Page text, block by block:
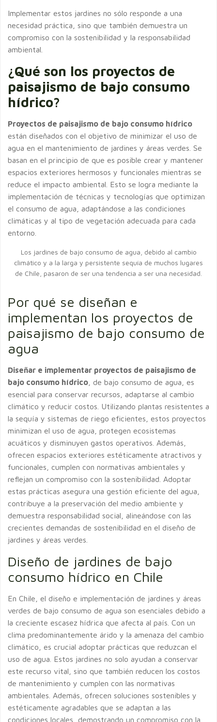
Implementar estos jardines no sólo responde a una
necesidad práctica, sino que también demuestra un
compromiso con la sostenibilidad y la responsabilidad
ambiental.
¿Qué son los proyectos de
paisajismo de bajo consumo
hídrico?
Proyectos de paisajismo de bajo consumo hídrico
están diseñados con el objetivo de minimizar el uso de
agua en el mantenimiento de jardines y áreas verdes. Se
basan en el principio de que es posible crear y mantener
espacios exteriores hermosos y funcionales mientras se
reduce el impacto ambiental. Esto se logra mediante la
implementación de técnicas y tecnologías que optimizan
el consumo de agua, adaptándose a las condiciones
climáticas y al tipo de vegetación adecuada para cada
entorno.
Los jardines de bajo consumo de agua, debido al cambio
climático y a la larga y persistente sequía de muchos lugares
de Chile, pasaron de ser una tendencia a ser una necesidad.
Por qué se diseñan e
implementan los proyectos de
paisajismo de bajo consumo de
agua
Diseñar e implementar proyectos de paisajismo de
bajo consumo hídrico , de bajo consumo de agua, es
esencial para conservar recursos, adaptarse al cambio
climático y reducir costos. Utilizando plantas resistentes a
la sequía y sistemas de riego eficientes, estos proyectos
minimizan el uso de agua, protegen ecosistemas
acuáticos y disminuyen gastos operativos. Además,
ofrecen espacios exteriores estéticamente atractivos y
funcionales, cumplen con normativas ambientales y
reflejan un compromiso con la sostenibilidad. Adoptar
estas prácticas asegura una gestión eficiente del agua,
contribuye a la preservación del medio ambiente y
demuestra responsabilidad social, alineándose con las
crecientes demandas de sostenibilidad en el diseño de
jardines y áreas verdes.
Diseño de jardines de bajo
consumo hídrico en Chile
En Chile, el diseño e implementación de jardines y áreas
verdes de bajo consumo de agua son esenciales debido a
la creciente escasez hídrica que afecta al país. Con un
clima predominantemente árido y la amenaza del cambio
climático, es crucial adoptar prácticas que reduzcan el
uso de agua. Estos jardines no solo ayudan a conservar
este recurso vital, sino que también reducen los costos
de mantenimiento y cumplen con las normativas
ambientales. Además, ofrecen soluciones sostenibles y
estéticamente agradables que se adaptan a las
condiciones locales, demostrando un compromiso con la